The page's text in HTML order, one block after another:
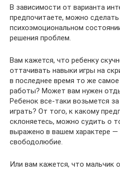
В зависимости от варианта
предпочитаете, можно
психоэмоциональном
решения проблем.
Вам кажется, что ребенку
оттачивать навыки игры на
в последнее время то же
работы? Может вам нужен
Ребенок все-таки возьмется
играть? От того, к какому
склоняетесь, можно судить о
выражено в вашем характере —
свободолюбие.
Или вам кажется, что мальчик